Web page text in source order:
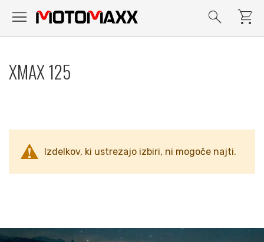
menu search shopping_cart
vsebino
XMAX 125
Izdelkov, ki ustrezajo izbiri, ni mogoče najti.